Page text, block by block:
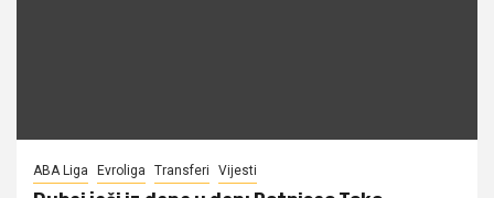
ABA Liga Evroliga Transferi Vijesti